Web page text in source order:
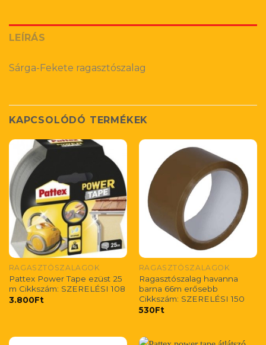
LEÍRÁS
Sárga-Fekete ragasztószalag
KAPCSOLÓDÓ TERMÉKEK
RAGASZTÓSZALAGOK
Pattex Power Tape ezüst 25
m Cikkszám: SZERELÉSI 108
3.800Ft
RAGASZTÓSZALAGOK
Ragasztószalag havanna
barna 66m erősebb
Cikkszám: SZERELÉSI 150
530Ft